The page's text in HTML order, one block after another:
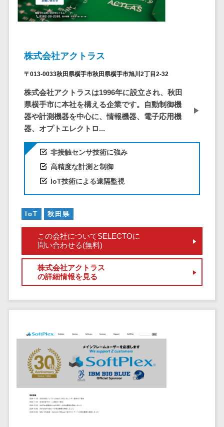
電話認証サービス> DLPツール>
UTM> 不正検知サービス>
業務標準化ツール>
FAX配信システム>
FAX受信サービス>
帳票配信サービス>
BPMツール>
ChatGPTサービス>
ワークフローシステム>
物流・流通向け
車両管理システム>
商圏分析ツール>
配送管理システム>
運送業務支援システム>
アルコールチェックアプリ>
店舗業務支援システム>
配送ルート最適化>
問い合わせ管
コールセンタ
析システム
チャットボッ
ト
FAQシステム
コミュニケー
ション
トレージ（ファ
文書管理シス
テム
Web電話帳
フィスツール
ビジネスチャ
ット
株式会社アクトラス
〒013-0033秋田県横手市秋田県横手市旭川2丁目2-32
株式会社アクトラスは1996年に設立され、秋田
県横手市に本社を構える企業です。自動制御機
器や計測機器を中心に、情報機器、電子応用機
器、オプトエレクトロ...
非接触センサ技術に強み
高精度な計測と制御
IoT技術による遠隔監視
IoT 秋田県
この会社についてSELECTOに
問い合わせる(無料)
株式会社アクトラス
の詳細情報を見る